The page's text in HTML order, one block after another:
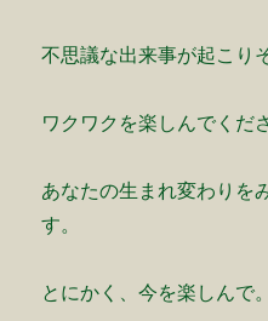
不思議な出来事が起こり
ワクワクを楽しんでくだ
あなたの生まれ変わりを
す。
とにかく、今を楽しんで。